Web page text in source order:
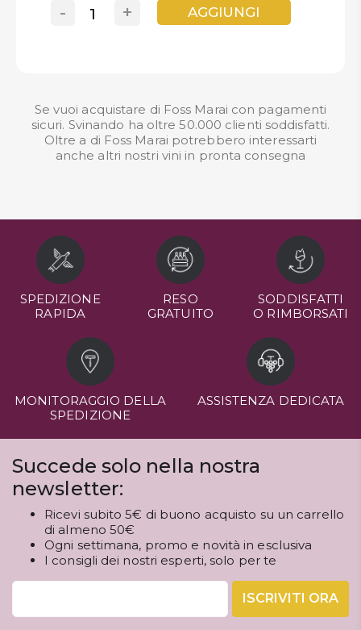
+
- AGGIUNGI
Se vuoi acquistare di Foss Marai con pagamenti
sicuri. Svinando ha oltre 50.000 clienti soddisfatti.
Oltre a di Foss Marai potrebbero interessarti
anche altri nostri vini in pronta consegna
SPEDIZIONE
RAPIDA
RESO
GRATUITO
SODDISFATTI
O RIMBORSATI
MONITORAGGIO DELLA
SPEDIZIONE
ASSISTENZA DEDICATA
Succede solo nella nostra
newsletter:
Ricevi subito 5€ di buono acquisto su un carrello
di almeno 50€
Ogni settimana, promo e novità in esclusiva
I consigli dei nostri esperti, solo per te
ISCRIVITI ORA